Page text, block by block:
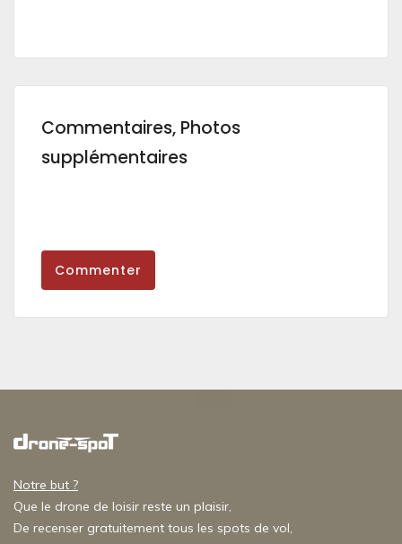
Commentaires, Photos
supplémentaires
Commenter
Notre but ?
Que le drone de loisir reste un plaisir,
De recenser gratuitement tous les spots de vol,